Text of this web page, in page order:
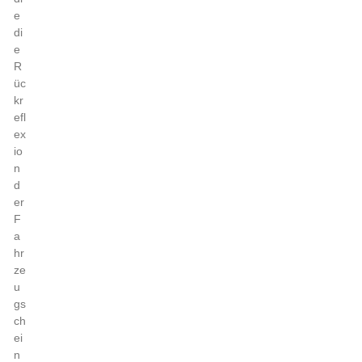
e
di
e
R
üc
kr
efl
ex
io
n
d
er
F
a
hr
ze
u
gs
ch
ei
n